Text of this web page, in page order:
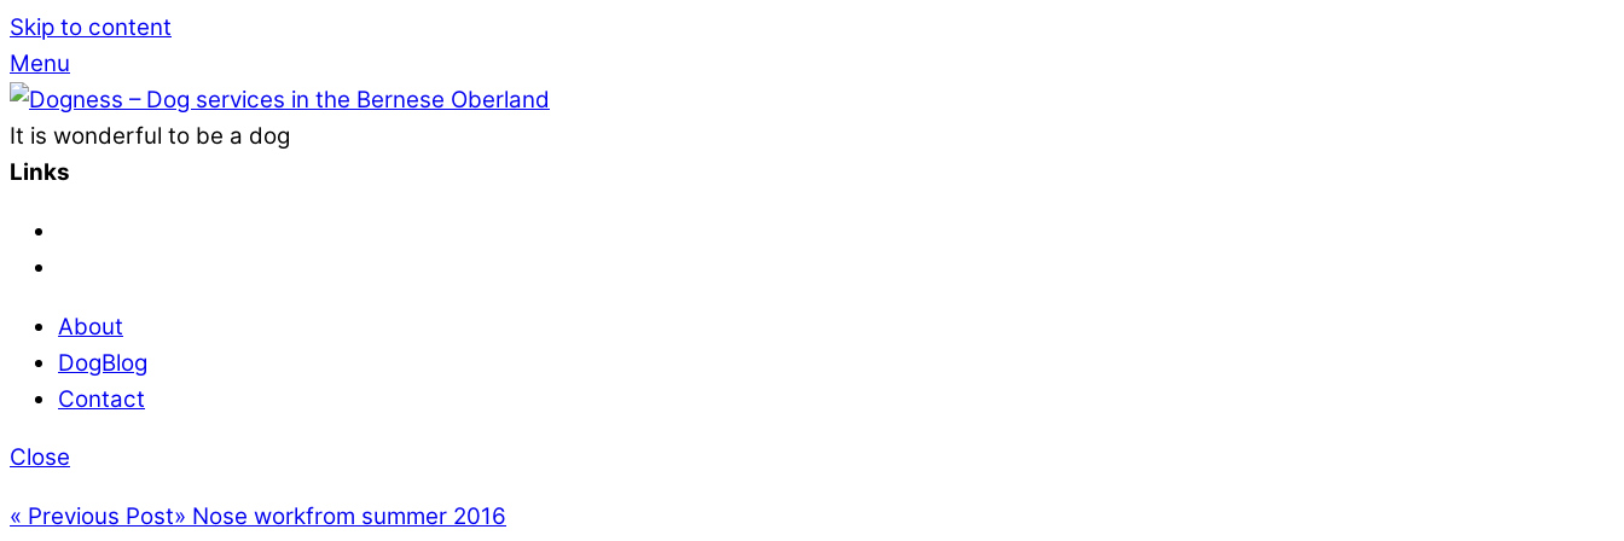
Skip to content
Menu
It is wonderful to be a dog
Links
About
DogBlog
Contact
Close
« Previous Post» Nose workfrom summer 2016